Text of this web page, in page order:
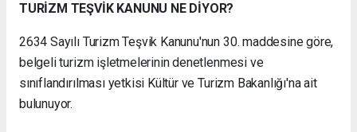
TURİZM TEŞVİK KANUNU NE DİYOR?
2634 Sayılı Turizm Teşvik Kanunu'nun 30. maddesine göre,
belgeli turizm işletmelerinin denetlenmesi ve
sınıflandırılması yetkisi Kültür ve Turizm Bakanlığı'na ait
bulunuyor.